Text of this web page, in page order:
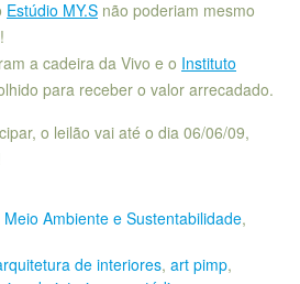
Estúdio MY.S não poderiam mesmo
a cadeira da Vivo e o Instituto
para receber o valor arrecadado.
o leilão vai até o dia 06/06/09,
Meio Ambiente e Sustentabilidade,
de interiores, art pimp,